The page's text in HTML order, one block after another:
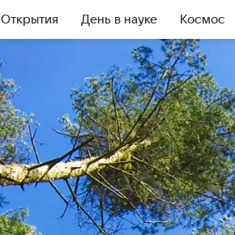
Открытия День в науке Космос